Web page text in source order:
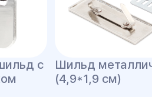
с
Шильд
(4,9*1,9 см)